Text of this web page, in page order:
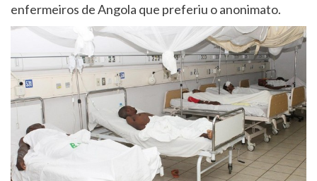
enfermeiros de Angola que preferiu o anonimato.